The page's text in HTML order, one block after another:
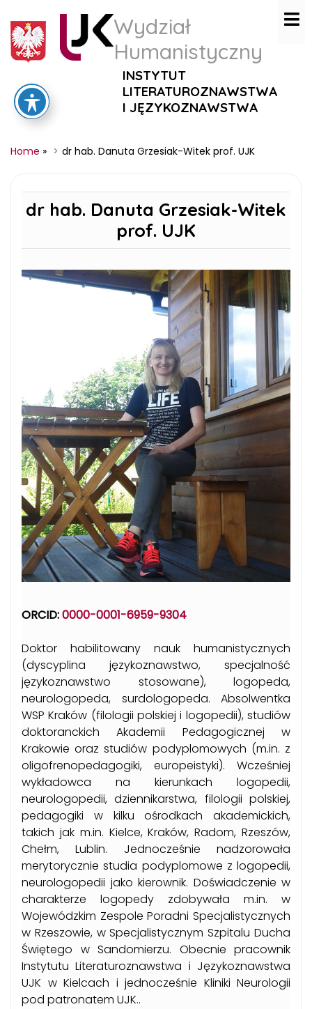
Wydział
Humanistyczny
INSTYTUT
LITERATUROZNAWSTWA
I JĘZYKOZNAWSTWA
Home » dr hab. Danuta Grzesiak-Witek prof. UJK
dr hab. Danuta Grzesiak-Witek
prof. UJK
ORCID:0000-0001-6959-9304
Doktor habilitowany nauk humanistycznych
(dyscyplina językoznawstwo, specjalność
językoznawstwo stosowane), logopeda,
neurologopeda, surdologopeda. Absolwentka
WSP Kraków (filologii polskiej i logopedii), studiów
doktoranckich Akademii Pedagogicznej w
Krakowie oraz studiów podyplomowych (m.in. z
oligofrenopedagogiki, europeistyki). Wcześniej
wykładowca na kierunkach logopedii,
neurologopedii, dziennikarstwa, filologii polskiej,
pedagogiki w kilku ośrodkach akademickich,
takich jak m.in. Kielce, Kraków, Radom, Rzeszów,
Chełm, Lublin. Jednocześnie nadzorowała
merytorycznie studia podyplomowe z logopedii,
neurologopedii jako kierownik. Doświadczenie w
charakterze logopedy zdobywała m.in. w
Wojewódzkim Zespole Poradni Specjalistycznych
w Rzeszowie, w Specjalistycznym Szpitalu Ducha
Świętego w Sandomierzu. Obecnie pracownik
Instytutu Literaturoznawstwa i Językoznawstwa
UJK w Kielcach i jednocześnie Kliniki Neurologii
pod patronatem UJK..